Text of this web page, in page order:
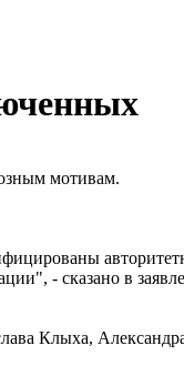
мотивам.
- сказано в
Клыха,